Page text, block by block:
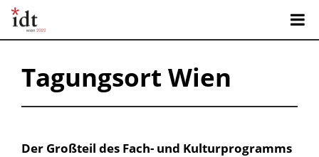
Tagungsort Wien
Der Großteil des Fach- und Kulturprogramms